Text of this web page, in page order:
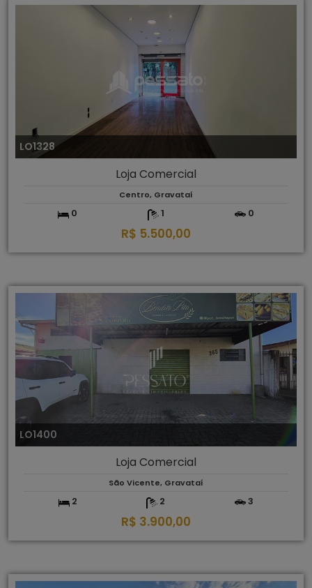
LO1328
Loja Comercial
Centro, Gravataí
0 1 0
R$ 5.500,00
LO1400
Loja Comercial
São Vicente, Gravataí
2 2 3
R$ 3.900,00